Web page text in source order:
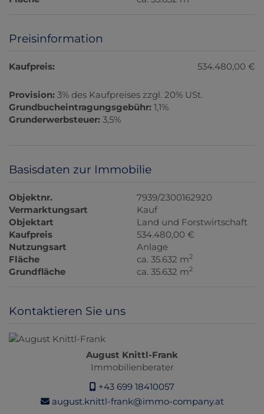
Preisinformation
Kaufpreis: 534.480,00 €
Provision: 3% des Kaufpreises zzgl. 20% USt.
Grundbucheintragungsgebühr: 1,1%
Grunderwerbsteuer: 3,5%
Basisdaten zur Immobilie
Objektnr.
7939/2300162920
Vermarktungsart
Kauf
Objektart
Land und Forstwirtschaft
Kaufpreis
534.480,00 €
Nutzungsart
Anlage
Fläche
ca. 35.632 m2
Grundfläche ca. 35.632 m2
Kontaktieren Sie uns
August Knittl-Frank
Immobilienberater
+43 699 18410057
august.knittl-frank@immo-company.at